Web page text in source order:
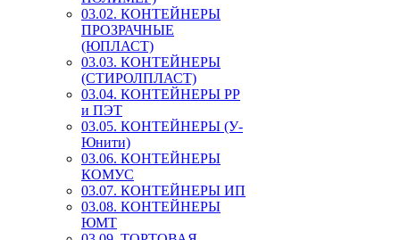
03.02. КОНТЕЙНЕРЫ
ПРОЗРАЧНЫЕ
(ЮПЛАСТ)
03.03. КОНТЕЙНЕРЫ
(СТИРОЛПЛАСТ)
03.04. КОНТЕЙНЕРЫ РР
и ПЭТ
03.05. КОНТЕЙНЕРЫ (У-
Юнити)
03.06. КОНТЕЙНЕРЫ
КОМУС
03.07. КОНТЕЙНЕРЫ ИП
03.08. КОНТЕЙНЕРЫ
ЮМТ